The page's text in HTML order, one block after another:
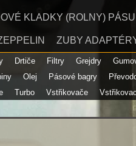
KLADKY (ROLNY) PÁSU
ZUBY
Drtiče Filtry Grejdry
Olej Pásové bagry
Turbo Vstřikovače